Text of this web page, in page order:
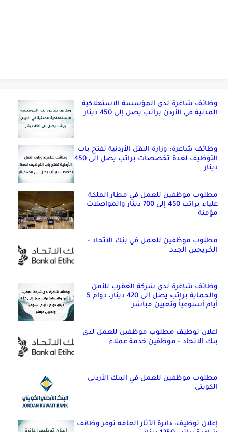
وظائف شاغرة لدى المؤسسة الاستهلاكية
المدنية في الأردن براتب يصل إلى 450 دينار
وظائف شاغرة: وزارة النقل الأردنية تفتح باب
التوظيف لعدة تخصصات براتب يصل الى 450
دينار
مطلوب موظفين للعمل في مطار الملكة
علياء براتب 450 إلى 700 دينار والمواصلات
مؤمنة
مطلوب موظفين للعمل في بنك الاتحاد –
الخريجين الجدد
وظائف شاغرة لدى شركة العقرب للأمن
والحماية براتب يصل إلى 420 دينار، دوام 5
أيام أسبوعياً وتعيين مباشر
اعلان توظيف مطلوب موظفين للعمل لدى
بنك الاتحاد – موظفين خدمة عملاء
مطلوب موظفين للعمل في البنك الأردني
الكويتي
إعلان توظيف: دائرة الآثار العامه توفر وظائف